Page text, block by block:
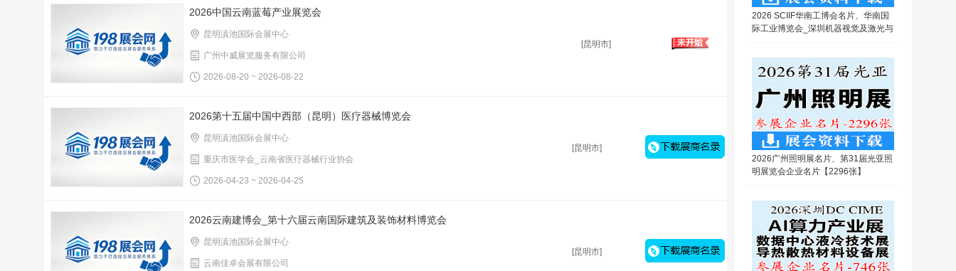
2026中国云南蓝莓产业展览会
昆明滇池国际会展中心
广州中威展览服务有限公司
2026-08-20 ~ 2026-08-22
[昆明市]
2026第十五届中国中西部（昆明）医疗器械博览会
昆明滇池国际会展中心
重庆市医学会_云南省医疗器械行业协会
2026-04-23 ~ 2026-04-25
[昆明市]
2026云南建博会_第十六届云南国际建筑及装饰材料博览会
昆明滇池国际会展中心
云南佳卓会展有限公司
[昆明市]
2026 SCIIF华南工博会名片、华南国
际工业博览会_深圳机器视觉及激光与
2026广州照明展名片、第31届光亚照
明展览会企业名片【2296张】